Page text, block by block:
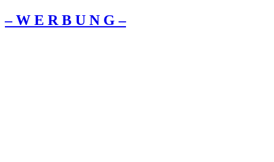
– W Ε R Β U Ν G –